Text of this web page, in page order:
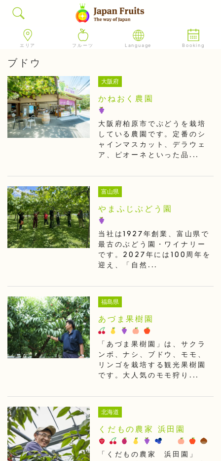
エリア フルーツ Language Booking
ブドウ
大阪府
かねおく農園
大阪府柏原市でぶどうを栽培
している農園です。定番のシ
ャインマスカット、デラウェ
ア、ピオーネといった品...
富山県
やまふじぶどう園
当社は1927年創業、富山県で
最古のぶどう園・ワイナリー
です。2027年には100周年を
迎え、「自然...
福島県
あづま果樹園
「あづま果樹園」は、サクラ
ンボ、ナシ、ブドウ、モモ、
リンゴを栽培する観光果樹園
です。大人気のモモ狩り...
北海道
くだもの農家 浜田園
「くだもの農家 浜田園」